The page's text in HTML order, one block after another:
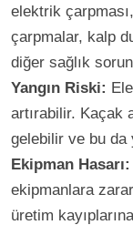
elektrik
çarpmalar, kalp
diğer sağlık
Yangın Riski:
artırabilir. Kaçak
gelebilir ve bu da
Ekipman Hasarı:
ekipmanlara
üretim